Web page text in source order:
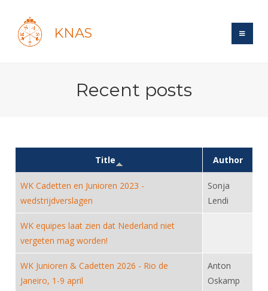
KNAS
Forums
Maandelijks archief
Evenement
Website
Tarieven
Reglementen
Ledencijfers
Sponsors en Partners
Organisatie
Recreatiesport
Veteranen
Lichtzwaardschermen
Wedstrijdsport
Ranglijsten
Wat is topsport
NK's
Oranje
DBT
Informatie
Voor de jeugd
Spreekbeurtpakket
Ouders en vereniging
Jeugdkampen
Brassardsysteem
Forums
Forums
Schermforum
Nieuws
Zoek Vereniging
Contact
NK organiseren
Recent posts
Title Author
WK Cadetten en Junioren 2023 -
wedstrijdverslagen
Sonja
Lendi
WK equipes laat zien dat Nederland niet
vergeten mag worden!
WK Junioren & Cadetten 2026 - Rio de
Janeiro, 1-9 april
Anton
Oskamp